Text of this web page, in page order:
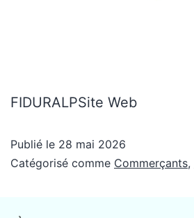
FIDURALPSite Web
Publié le 28 mai 2026
Catégorisé comme Commerçants,